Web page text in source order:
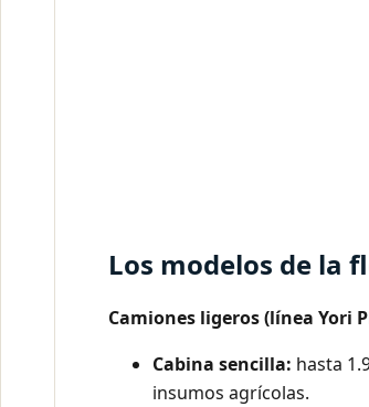
Los modelos de la
Camiones ligeros (línea Yori
Cabina sencilla: hasta
insumos agrícolas.